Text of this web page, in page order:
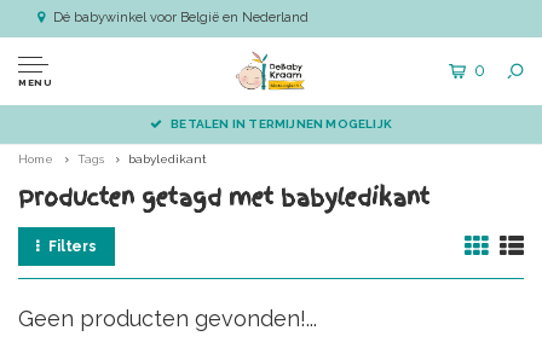
Dé babywinkel voor België en Nederland
MENU
0
BETALEN IN TERMIJNEN MOGELIJK
Home Tags babyledikant
Producten getagd met babyledikant
Filters
Geen producten gevonden!...